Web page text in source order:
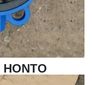
HONTO